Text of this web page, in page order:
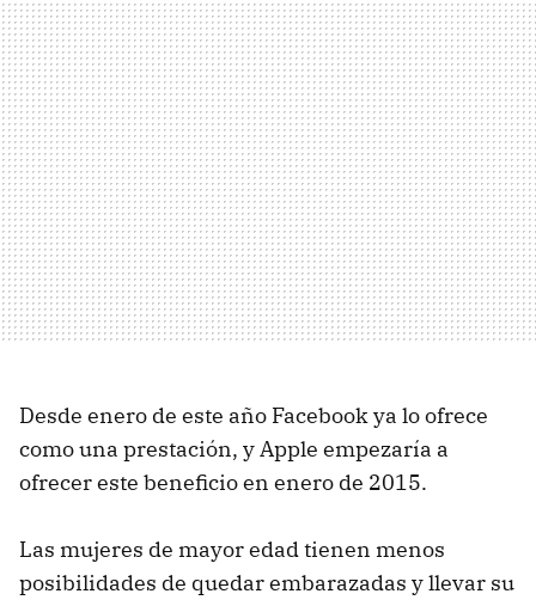
Desde enero de este año Facebook ya lo ofrece
como una prestación, y Apple empezaría a
ofrecer este beneficio en enero de 2015.
Las mujeres de mayor edad tienen menos
posibilidades de quedar embarazadas y llevar su